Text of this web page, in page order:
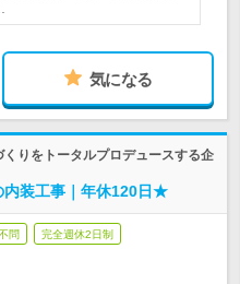
気になる
りをトータルプロデュースする企
内装工事｜年休120日★
問 完全週休2日制